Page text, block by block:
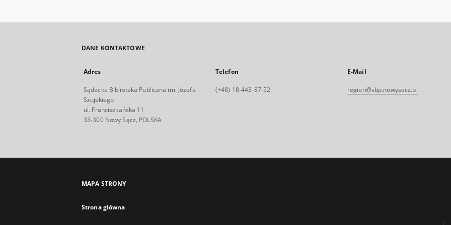
DANE KONTAKTOWE
Adres
Sądecka Biblioteka Publiczna im. Józefa
Szujskiego
ul. Franciszkańska 11
33-300 Nowy Sącz, POLSKA
Telefon
(+48) 18-443-87-52
E-Mail
region@sbp.nowysacz.pl
MAPA STRONY
Strona główna